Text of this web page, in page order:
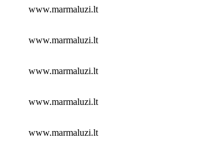
www.marmaluzi.lt
www.marmaluzi.lt
www.marmaluzi.lt
www.marmaluzi.lt
www.marmaluzi.lt